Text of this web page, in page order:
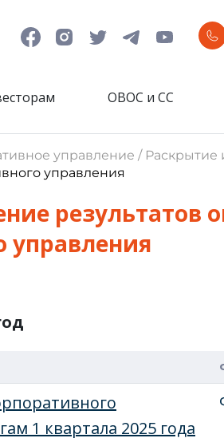
ОВОС и СС
управление /
управления
результатов
управления
1 квартала 2025 года